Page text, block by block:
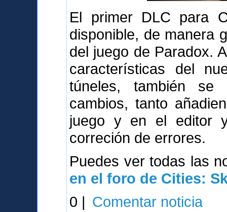
El primer DLC para
disponible, de manera
del juego de Paradox.
características del
túneles, también
cambios, tanto
juego y en el editor
correción de errores.
Puedes ver todas las
en el foro de Cities:
0 | Comentar noticia